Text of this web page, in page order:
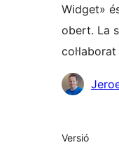
Widget»
obert. La
Meta
Versió